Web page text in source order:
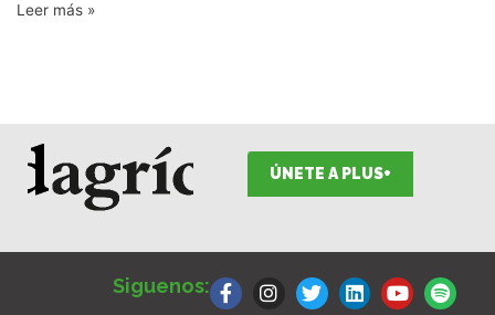
Leer más »
ÚNETE A PLUS+
Siguenos:
a
c
n
s
w
i
i
n
o
u
p
o